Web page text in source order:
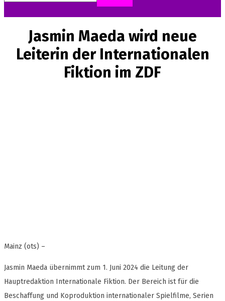
Jasmin Maeda wird neue
Leiterin der Internationalen
Fiktion im ZDF
Mainz (ots) –
Jasmin Maeda übernimmt zum 1. Juni 2024 die Leitung der
Hauptredaktion Internationale Fiktion. Der Bereich ist für die
Beschaffung und Koproduktion internationaler Spielfilme, Serien